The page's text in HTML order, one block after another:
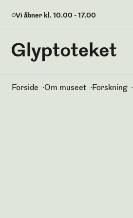
Vi åbner kl. 10.00 - 17.00
Glyptoteket
Brødkrummesti
Forside Om museet Forskning